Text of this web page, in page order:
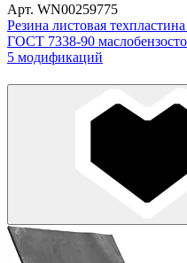
Арт. WN00259775
Резина листовая
ГОСТ 7338-90
5 модификаций